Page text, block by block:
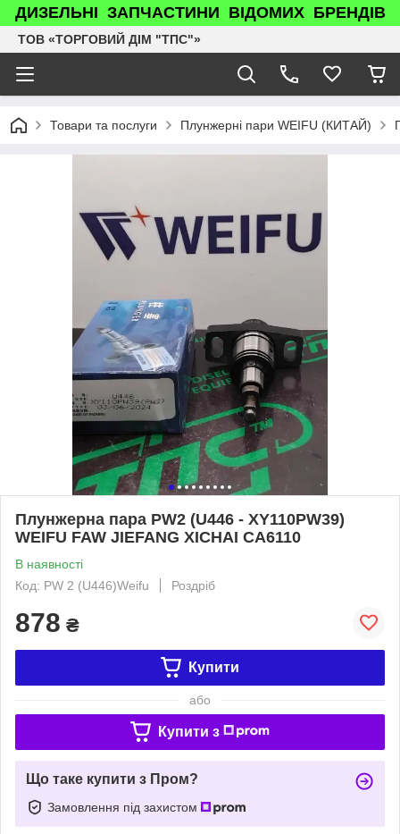
ДИЗЕЛЬНІ ЗАПЧАСТИНИ ВІДОМИХ БРЕНДІВ
ТОВ «ТОРГОВИЙ ДІМ "ТПС"»
Товари та послуги Плунжерні пари WEIFU (КИТАЙ)
Плунжерна пара PW2 (U446 - XY110PW39)
WEIFU FAW JIEFANG XICHAI CA6110
В наявності
Код: PW 2 (U446)Weifu
Роздріб
878 ₴
Купити
або
Купити з
Що таке купити з Пром?
Замовлення під захистом